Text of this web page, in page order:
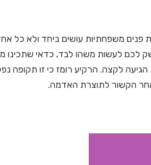
פנים משפחתיות עושים ביחד ולא כל
לכם לעשות משהו לבד, כדאי
לקצה. הרקיע רומז כי זו תקופה
הקשור לתוצרת האדמה.